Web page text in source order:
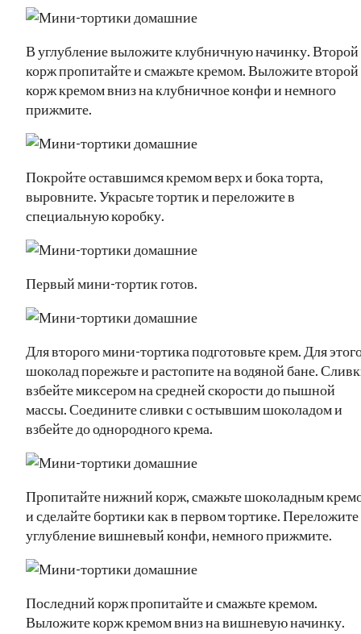
В углубление выложите клубничную начинку. Второй
корж пропитайте и смажьте кремом. Выложите второй
корж кремом вниз на клубничное конфи и немного
прижмите.
Покройте оставшимся кремом верх и бока торта,
выровните. Украсьте тортик и переложите в
специальную коробку.
Первый мини-тортик готов.
Для второго мини-тортика подготовьте крем. Для
шоколад порежьте и растопите на водяной бане.
взбейте миксером на средней скорости до пышной
массы. Соедините сливки с остывшим шоколадом и
взбейте до однородного крема.
Пропитайте нижний корж, смажьте шоколадным
и сделайте бортики как в первом тортике. Переложите
углубление вишневый конфи, немного прижмите.
Последний корж пропитайте и смажьте кремом.
Выложите корж кремом вниз на вишневую начинку.